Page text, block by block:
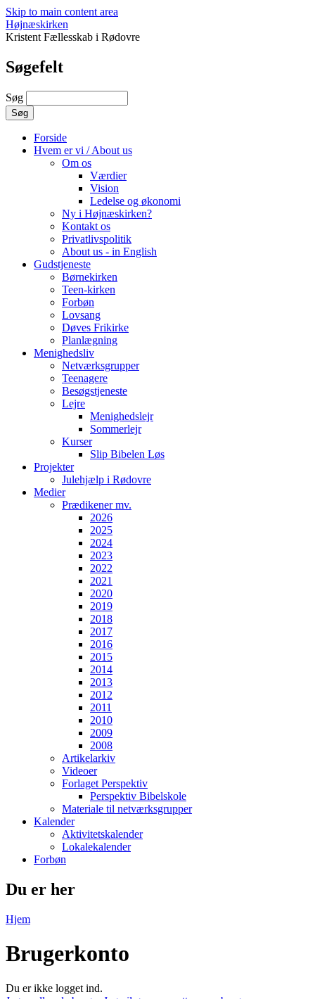
Skip to main content area
Højnæskirken
Kristent Fællesskab i Rødovre
Søgefelt
Søg
Forside
Hvem er vi / About us
Om os
Værdier
Vision
Ledelse og økonomi
Ny i Højnæskirken?
Kontakt os
Privatlivspolitik
About us - in English
Gudstjeneste
Børnekirken
Teen-kirken
Forbøn
Lovsang
Døves Frikirke
Planlægning
Menighedsliv
Netværksgrupper
Teenagere
Besøgstjeneste
Lejre
Menighedslejr
Sommerlejr
Kurser
Slip Bibelen Løs
Projekter
Julehjælp i Rødovre
Medier
Prædikener mv.
2026
2025
2024
2023
2022
2021
2020
2019
2018
2017
2016
2015
2014
2013
2012
2011
2010
2009
2008
Artikelarkiv
Videoer
Forlaget Perspektiv
Perspektiv Bibelskole
Materiale til netværksgrupper
Kalender
Aktivitetskalender
Lokalekalender
Forbøn
Du er her
Hjem
Brugerkonto
Du er ikke logget ind.